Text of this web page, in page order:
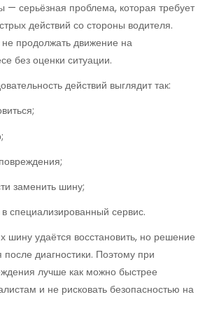
— серьёзная проблема, которая требует
действий со стороны водителя.
продолжать движение на
без оценки ситуации.
действий выглядит так:
заменить шину;
в специализированный сервис.
шину удаётся восстановить, но решение
после диагностики. Поэтому при
лучше как можно быстрее
и не рисковать безопасностью на